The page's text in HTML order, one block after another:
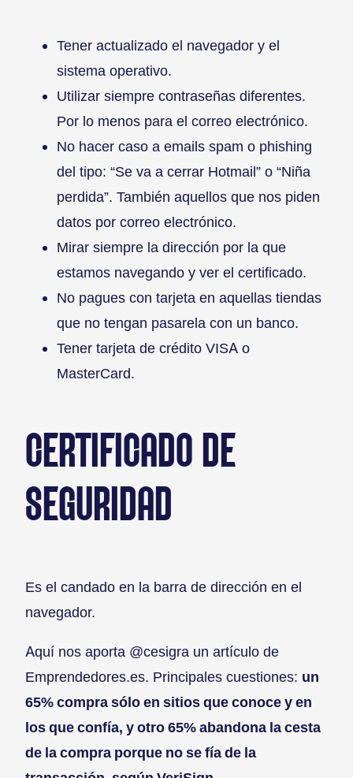
Tener actualizado el navegador y el
sistema operativo.
Utilizar siempre contraseñas diferentes.
Por lo menos para el correo electrónico.
No hacer caso a emails spam o phishing
del tipo: “Se va a cerrar Hotmail” o “Niña
perdida”. También aquellos que nos piden
datos por correo electrónico.
Mirar siempre la dirección por la que
estamos navegando y ver el certificado.
No pagues con tarjeta en aquellas tiendas
que no tengan pasarela con un banco.
Tener tarjeta de crédito VISA o
MasterCard.
CERTIFICADO DE
SEGURIDAD
Es el candado en la barra de dirección en el
navegador.
Aquí nos aporta @cesigra un artículo de
Emprendedores.es. Principales cuestiones: un
65% compra sólo en sitios que conoce y en
los que confía, y otro 65% abandona la cesta
de la compra porque no se fía de la